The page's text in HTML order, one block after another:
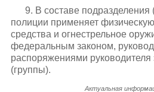
9. В составе подразделения
полиции применяет
средства и огнестрельное
федеральным законом,
распоряжениями руководителя
(группы).
Актуальная